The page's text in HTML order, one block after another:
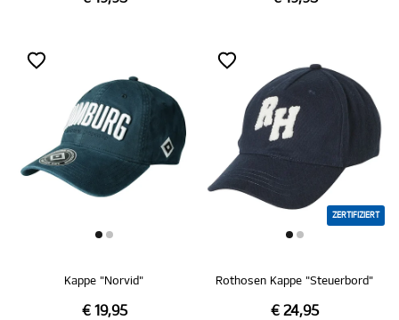
Kappe "Norvid"
€ 19,95
ZERTIFIZIERT
Rothosen Kappe "Steuerbord"
€ 24,95